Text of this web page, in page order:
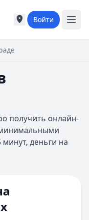
Города России
Москва
Б
Барнаул
Белгород
Города России
Москва
Б
Барнаул
Белгород
Войти
получить онлайн-
деньги на